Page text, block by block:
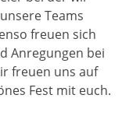
Teams
freuen sich
Anregungen bei
freuen uns auf
Fest mit euch.